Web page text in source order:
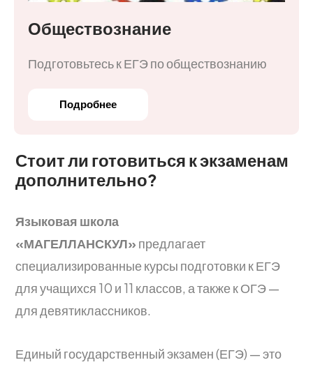
Обществознание
Подготовьтесь к ЕГЭ по обществознанию
Подробнее
Стоит ли готовиться к экзаменам
дополнительно?
Языковая школа
«МАГЕЛЛАНСКУЛ» предлагает
специализированные курсы подготовки к ЕГЭ
для учащихся 10 и 11 классов, а также к ОГЭ —
для девятиклассников.
Единый государственный экзамен (ЕГЭ) — это